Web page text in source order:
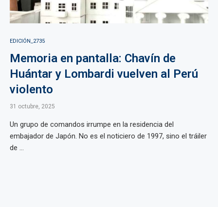
EDICIÓN_2735
Memoria en pantalla: Chavín de
Huántar y Lombardi vuelven al Perú
violento
31 octubre, 2025
Un grupo de comandos irrumpe en la residencia del
embajador de Japón. No es el noticiero de 1997, sino el tráiler
de ...